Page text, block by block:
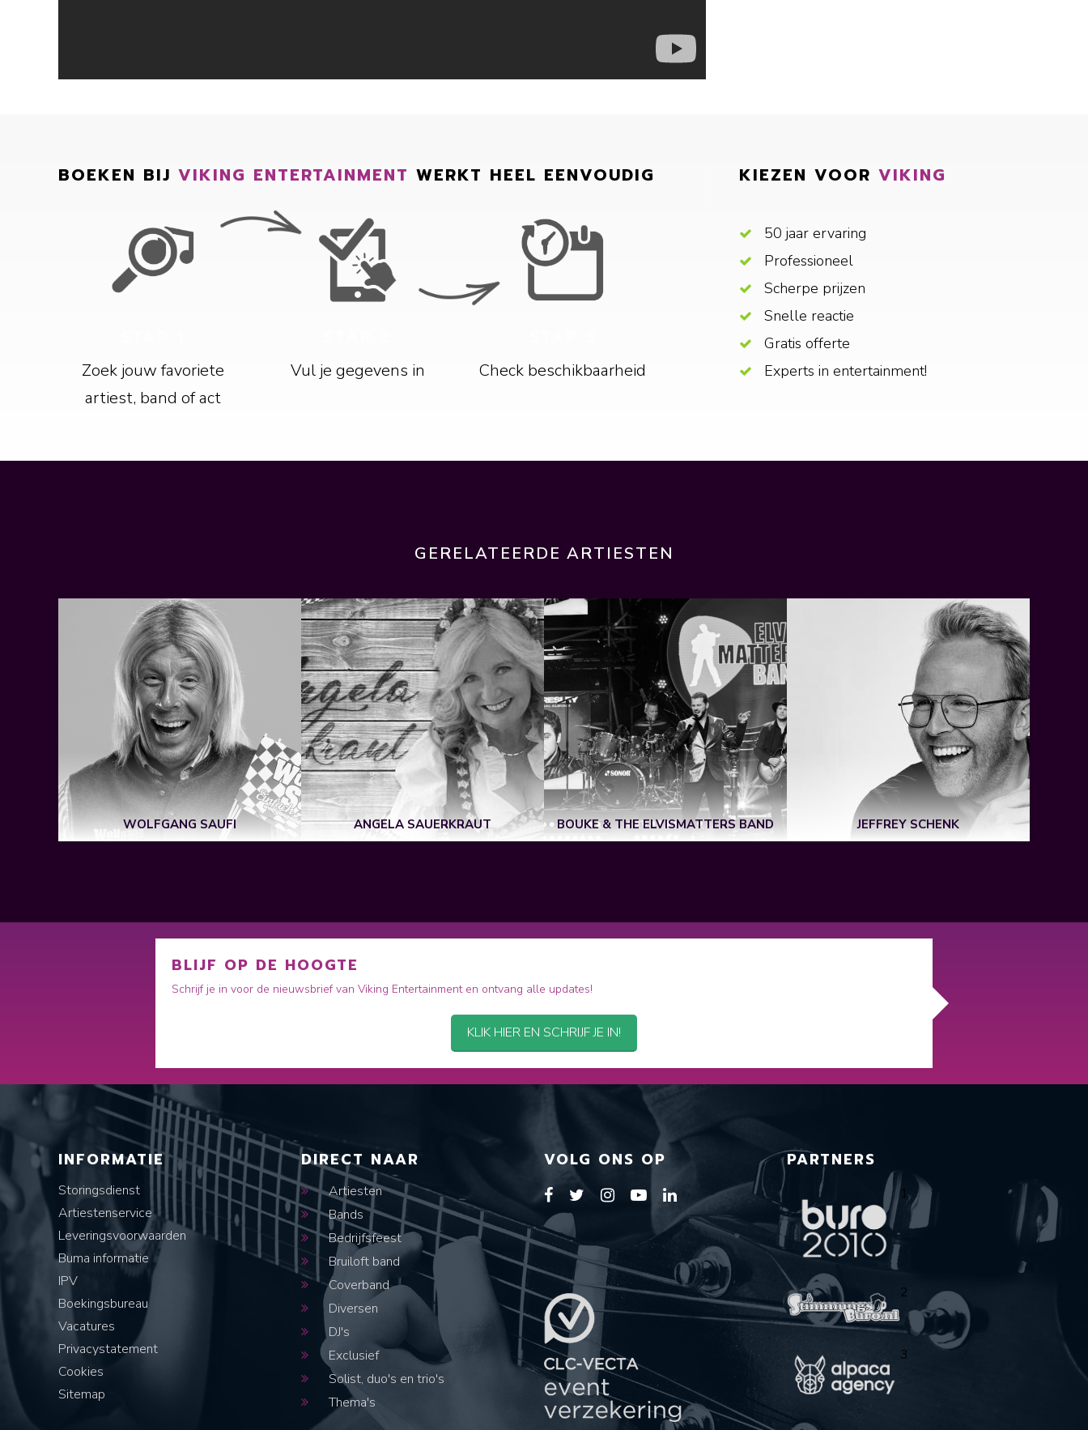
BOEKEN BIJ VIKING ENTERTAINMENT WERKT HEEL EENVOUDIG
Zoek jouw favoriete
artiest, band of act
Vul je gegevens in Check beschikbaarheid
KIEZEN VOOR VIKING
50 jaar ervaring
Professioneel
Scherpe prijzen
Snelle reactie
Gratis offerte
Experts in entertainment!
GERELATEERDE ARTIESTEN
WOLFGANG SAUFI ANGELA SAUERKRAUT BOUKE & THE ELVISMATTERS BAND JEFFREY SCHENK
BLIJF OP DE HOOGTE
Schrijf je in voor de nieuwsbrief van Viking Entertainment en ontvang alle updates!
KLIK HIER EN SCHRIJF JE IN!
INFORMATIE
Storingsdienst
Artiestenservice
Leveringsvoorwaarden
Buma informatie
IPV
Boekingsbureau
Vacatures
Privacystatement
Cookies
Sitemap
DIRECT NAAR
Artiesten
Bands
Bedrijfsfeest
Bruiloft band
Coverband
Diversen
DJ's
Exclusief
Solist, duo's en trio's
Thema's
VOLG ONS OP PARTNERS
1
2
3